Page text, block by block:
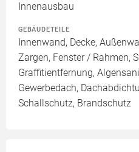
Innenausbau
GEBÄUDETEILE
Innenwand, Decke,
Zargen, Fenster / Rahmen,
Graffitientfernung,
Gewerbedach,
Schallschutz, Brandschutz